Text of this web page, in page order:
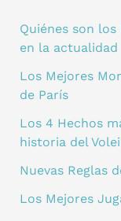
Quiénes son
en la actualidad
Los Mejores
de París
Los 4 Hechos
historia del
Nuevas Reglas
Los Mejores